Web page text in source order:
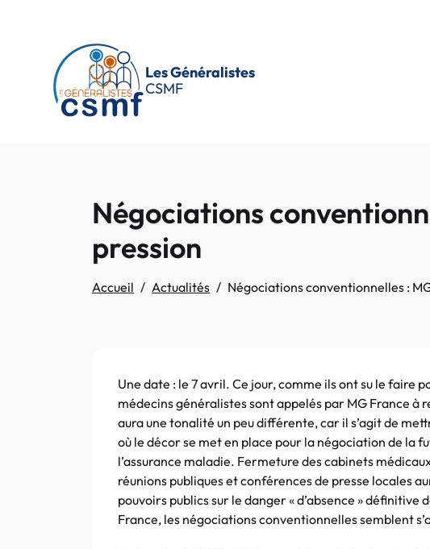
Les Généralistes
CSMF
Négociations
pression
Accueil Actualités Négociations conventionnelles :
Une date : le 7 avril. Ce jour, comme ils ont su le faire
médecins généralistes sont appelés par MG France
aura une tonalité un peu différente, car il s’agit de
où le décor se met en place pour la négociation de la
l’assurance maladie. Fermeture des cabinets
réunions publiques et conférences de presse locales
pouvoirs publics sur le danger « d’absence »
France, les négociations conventionnelles semblent